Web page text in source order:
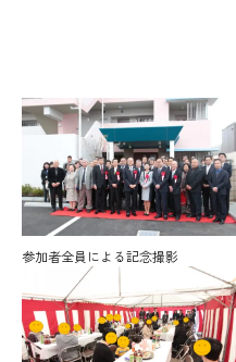
参加者全員による記念撮影